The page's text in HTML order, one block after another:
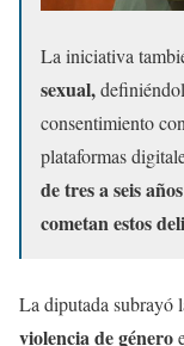
La iniciativa
sexual,
consentimiento
plataformas
de tres a seis
cometan estos
La diputada subrayó
violencia de género